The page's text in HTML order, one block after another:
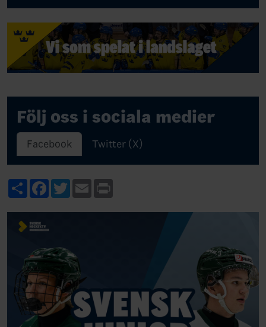
Följ oss i sociala medier
Facebook Twitter (X)
ShareFacebook
TwitterEmail